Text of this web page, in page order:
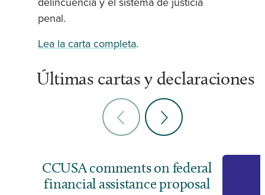
delincuencia y el sistema de justicia
penal.
Lea la carta completa.
Últimas cartas y declaraciones
CCUSA comments on federal
financial assistance proposal